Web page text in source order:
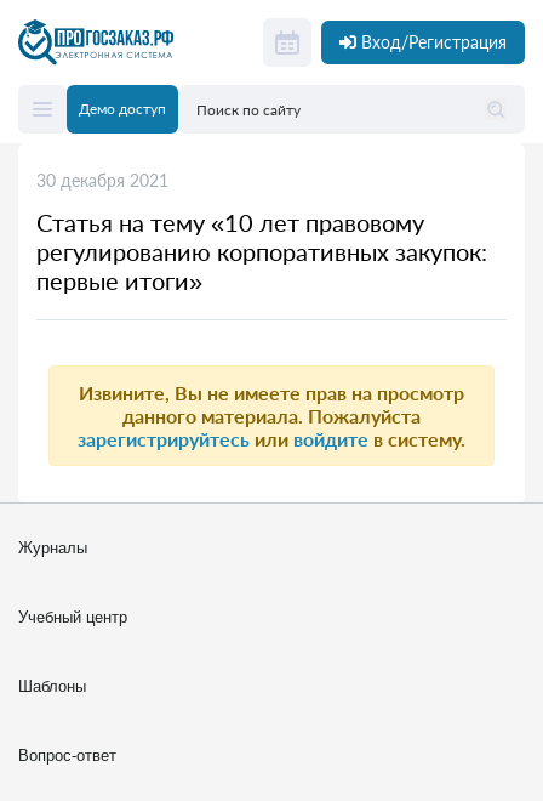
Вход/Регистрация
Демо доступ
30 декабря 2021
Статья на тему «10 лет правовому
регулированию корпоративных закупок:
первые итоги»
Извините, Вы не имеете прав на просмотр
данного материала. Пожалуйста
зарегистрируйтесь или войдите в систему.
Журналы
Учебный центр
Шаблоны
Вопрос-ответ